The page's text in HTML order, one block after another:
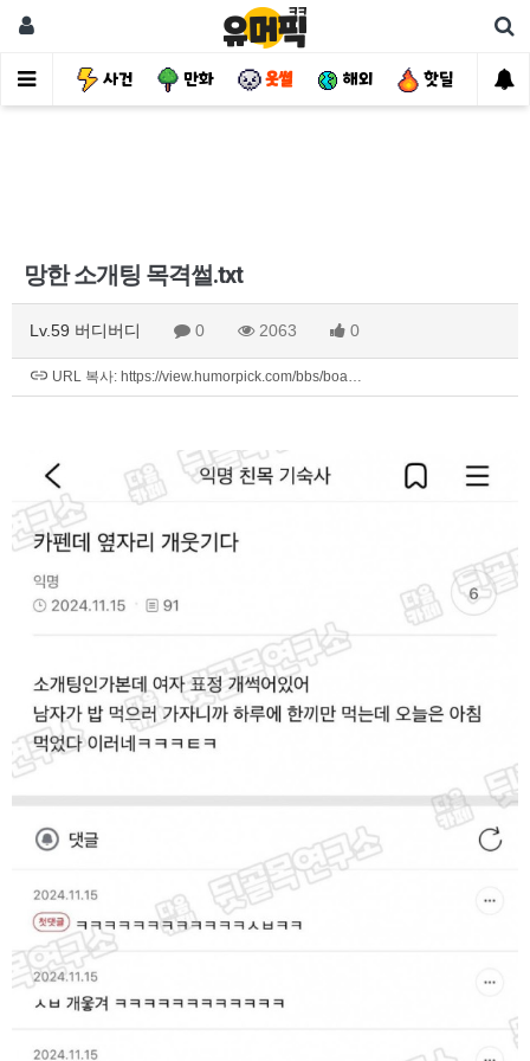
유머 사건 만화 웃썰 해외 핫딜 자
망한 소개팅 목격썰.txt
Lv.59 버디버디 0 2063 0
URL 복사: https://view.humorpick.com/bbs/boa…